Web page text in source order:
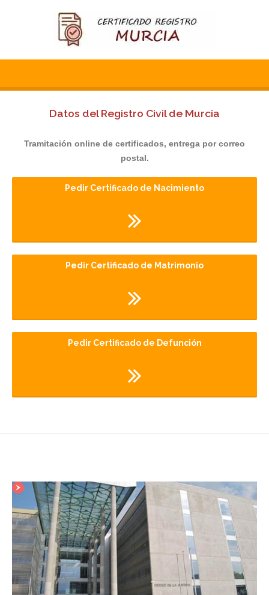
Datos del Registro Civil de Murcia
Tramitación online de certificados, entrega por correo
postal.
Pedir Certificado de Nacimiento
Pedir Certificado de Matrimonio
Pedir Certificado de Defunción